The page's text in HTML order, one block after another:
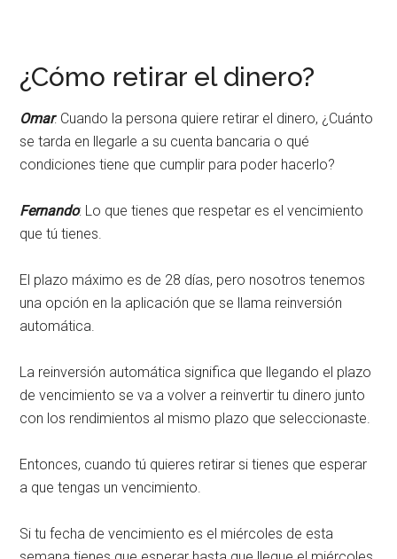
¿Cómo retirar el dinero?
Omar: Cuando la persona quiere retirar el dinero, ¿Cuánto
se tarda en llegarle a su cuenta bancaria o qué
condiciones tiene que cumplir para poder hacerlo?
Fernando: Lo que tienes que respetar es el vencimiento
que tú tienes.
El plazo máximo es de 28 días, pero nosotros tenemos
una opción en la aplicación que se llama reinversión
automática.
La reinversión automática significa que llegando el plazo
de vencimiento se va a volver a reinvertir tu dinero junto
con los rendimientos al mismo plazo que seleccionaste.
Entonces, cuando tú quieres retirar si tienes que esperar
a que tengas un vencimiento.
Si tu fecha de vencimiento es el miércoles de esta